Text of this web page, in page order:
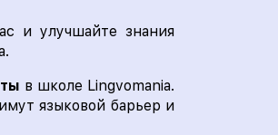
и улучшайте знания
в школе Lingvomania.
языковой барьер и